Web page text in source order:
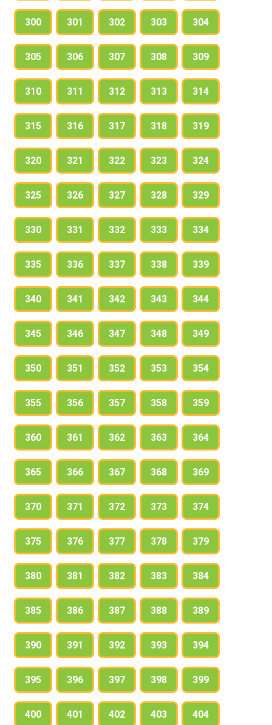
300 301 302 303 304
305 306 307 308 309
310 311 312 313 314
315 316 317 318 319
320 321 322 323 324
325 326 327 328 329
330 331 332 333 334
335 336 337 338 339
340 341 342 343 344
345 346 347 348 349
350 351 352 353 354
355 356 357 358 359
360 361 362 363 364
365 366 367 368 369
370 371 372 373 374
375 376 377 378 379
380 381 382 383 384
385 386 387 388 389
390 391 392 393 394
395 396 397 398 399
400 401 402 403 404